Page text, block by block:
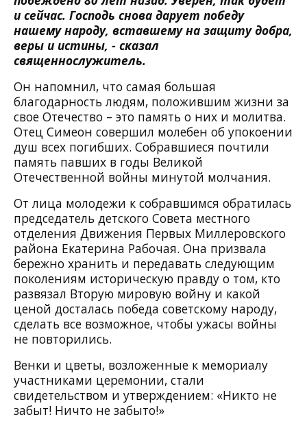
и сейчас. Господь снова дарует победу
нашему народу, вставшему на защиту добра,
веры и истины, - сказал
священнослужитель.
Он напомнил, что самая большая
благодарность людям, положившим жизни за
свое Отечество – это память о них и молитва.
Отец Симеон совершил молебен об упокоении
душ всех погибших. Собравшиеся почтили
память павших в годы Великой
Отечественной войны минутой молчания.
От лица молодежи к собравшимся обратилась
председатель детского Совета местного
отделения Движения Первых Миллеровского
района Екатерина Рабочая. Она призвала
бережно хранить и передавать следующим
поколениям историческую правду о том, кто
развязал Вторую мировую войну и какой
ценой досталась победа советскому народу,
сделать все возможное, чтобы ужасы войны
не повторились.
Венки и цветы, возложенные к мемориалу
участниками церемонии, стали
свидетельством и утверждением: «Никто не
забыт! Ничто не забыто!»